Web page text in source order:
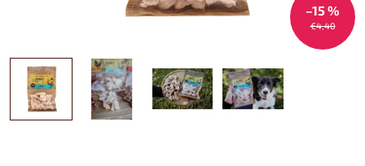
€4,40
–15 %